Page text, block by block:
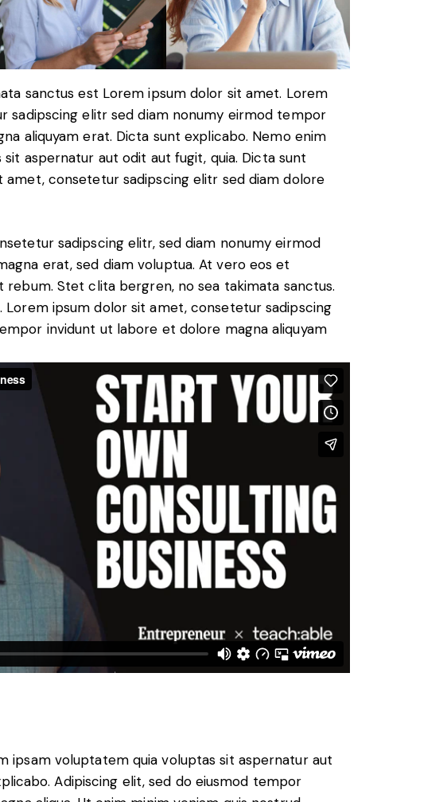
sanctus est Lorem ipsum dolor sit amet. Lorem
sadipscing elitr sed diam nonumy eirmod tempor
aliquyam erat. Dicta sunt explicabo. Nemo enim
aspernatur aut odit aut fugit, quia. Dicta sunt
consetetur sadipscing elitr sed diam dolore
sadipscing elitr, sed diam nonumy eirmod
erat, sed diam voluptua. At vero eos et
Stet clita bergren, no sea takimata sanctus.
ipsum dolor sit amet, consetetur sadipscing
invidunt ut labore et dolore magna aliquyam
ipsam voluptatem quia voluptas sit aspernatur aut
Adipiscing elit, sed do eiusmod tempor